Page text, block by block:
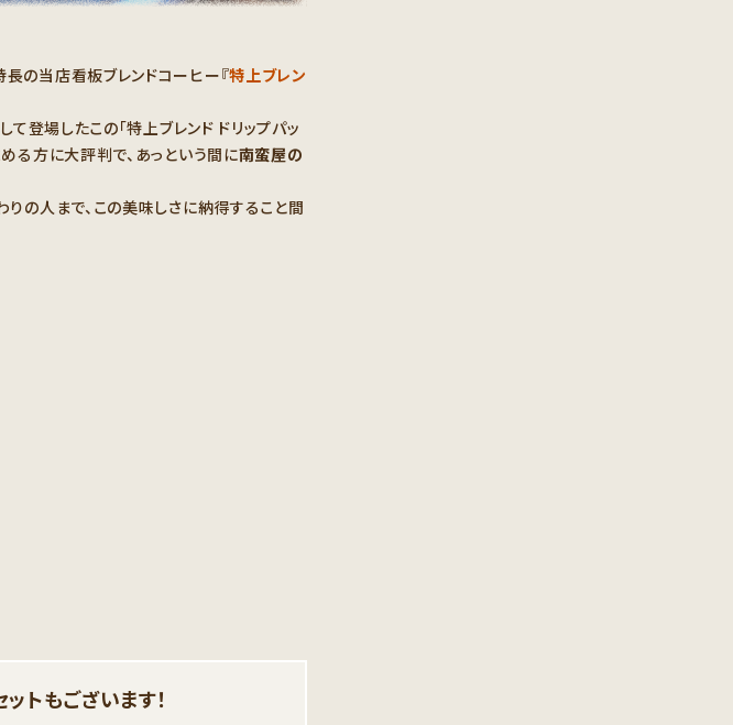
の当店看板ブレンドコーヒー『特上ブレン
て登場したこの「特上ブレンド ドリップパッ
る方に大評判で、あっという間に南蛮屋の
の人まで、この美味しさに納得すること間
トもございます！